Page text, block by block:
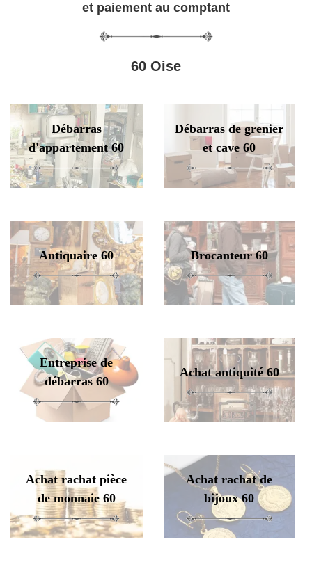
et paiement au comptant
60 Oise
Débarras
d'appartement 60
Débarras de grenier
et cave 60
Antiquaire 60 Brocanteur 60
Entreprise de
débarras 60
Achat antiquité 60
Achat rachat pièce
de monnaie 60
Achat rachat de
bijoux 60